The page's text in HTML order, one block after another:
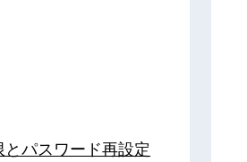
パスワード再設定